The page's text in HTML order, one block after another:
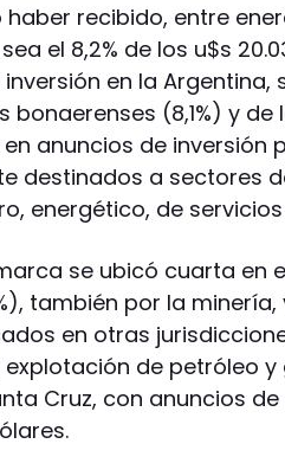
haber recibido, entre
el 8,2% de los u$s
en la Argentina,
bonaerenses (8,1%) y
anuncios de inversión
destinados a sectores
energético, de
se ubicó cuarta en
también por la
en otras
de petróleo
Cruz, con anuncios